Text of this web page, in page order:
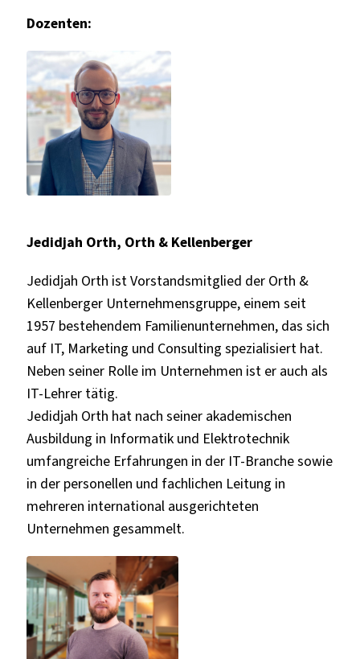
Dozenten:
Jedidjah Orth, Orth & Kellenberger
Jedidjah Orth ist Vorstandsmitglied der Orth &
Kellenberger Unternehmensgruppe, einem seit
1957 bestehendem Familienunternehmen, das sich
auf IT, Marketing und Consulting spezialisiert hat.
Neben seiner Rolle im Unternehmen ist er auch als
IT-Lehrer tätig.
Jedidjah Orth hat nach seiner akademischen
Ausbildung in Informatik und Elektrotechnik
umfangreiche Erfahrungen in der IT-Branche sowie
in der personellen und fachlichen Leitung in
mehreren international ausgerichteten
Unternehmen gesammelt.